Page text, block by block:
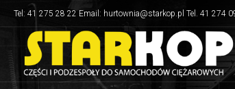
Tel: 41 275 28 22 Email: hurtownia@starkop.pl Tel. 41 274